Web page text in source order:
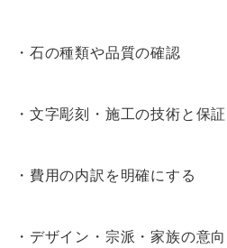
・石の種類や品質の確認
・文字彫刻・施工の技術と保証
・費用の内訳を明確にする
・デザイン・宗派・家族の意向